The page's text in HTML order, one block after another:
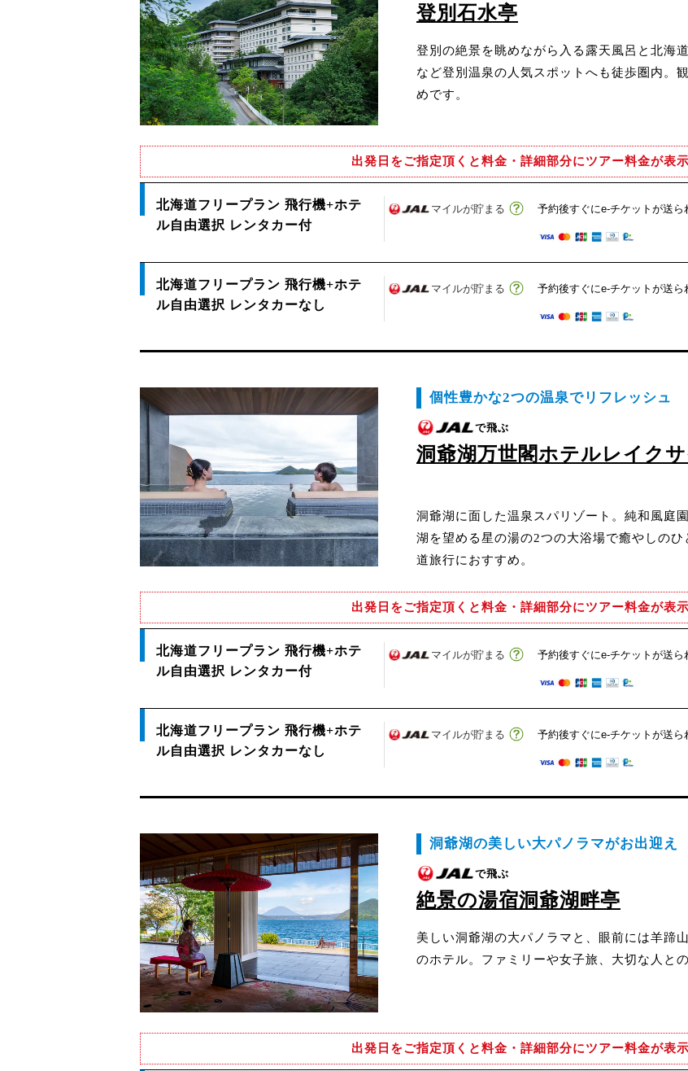
登別石水亭
登別の絶景を眺めながら入る露天風呂と北海
など登別温泉の人気スポットへも徒歩圏内。
めです。
出発日をご指定頂くと料金・詳細部分にツアー料金が表
北海道フリープラン 飛行機+ホテ
ル自由選択 レンタカー付
マイルが貯まる
予約後すぐにe-チケットが送ら
北海道フリープラン 飛行機+ホテ
ル自由選択 レンタカーなし
マイルが貯まる
予約後すぐにe-チケットが送ら
個性豊かな2つの温泉でリフレッシュ
で飛ぶ
洞爺湖万世閣ホテルレイク
洞爺湖に面した温泉スパリゾート。純和風庭
湖を望める星の湯の2つの大浴場で癒やしの
道旅行におすすめ。
出発日をご指定頂くと料金・詳細部分にツアー料金が表
北海道フリープラン 飛行機+ホテ
ル自由選択 レンタカー付
マイルが貯まる
予約後すぐにe-チケットが送ら
北海道フリープラン 飛行機+ホテ
ル自由選択 レンタカーなし
マイルが貯まる
予約後すぐにe-チケットが送ら
洞爺湖の美しい大パノラマがお出迎え
で飛ぶ
絶景の湯宿洞爺湖畔亭
美しい洞爺湖の大パノラマと、眼前には羊蹄
のホテル。ファミリーや女子旅、大切な人と
出発日をご指定頂くと料金・詳細部分にツアー料金が表